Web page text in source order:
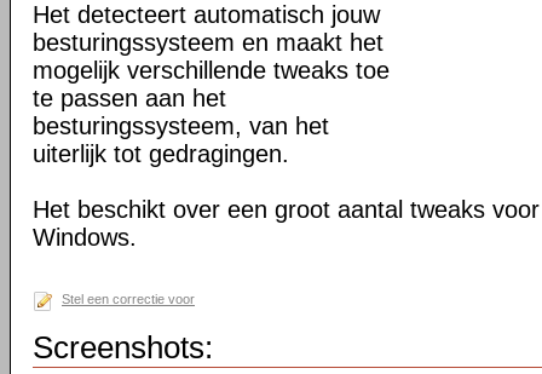
Het detecteert automatisch jouw
besturingssysteem en maakt het
mogelijk verschillende tweaks toe
te passen aan het
besturingssysteem, van het
uiterlijk tot gedragingen.
Het beschikt over een groot aantal tweaks
Windows.
Stel een correctie voor
Screenshots: